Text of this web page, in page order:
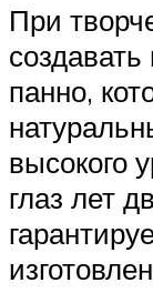
При
панно,
высокого
глаз лет